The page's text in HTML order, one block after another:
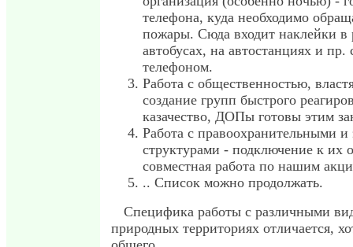
телефона, куда необходимо
пожары. Сюда входит наклейки в
автобусах, на автостанциях и пр.
телефоном.
Работа с общественностью,
создание групп быстрого
казачество, ДОПы готовы этим
Работа с правоохранительными и
структурами - подключение к их
совместная работа по нашим
.. Список можно продолжать.
Специфика работы с различными
природных территориях отличается,